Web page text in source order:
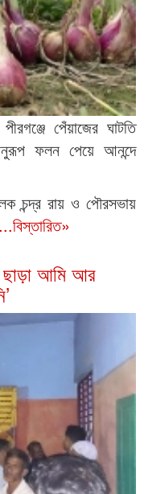
পেঁয়াজের ঘাটতি
ফলন পেয়ে আনন্দে
চন্দ্র রায় ও পৌরসভায়
...বিস্তারিত»
আমি আর